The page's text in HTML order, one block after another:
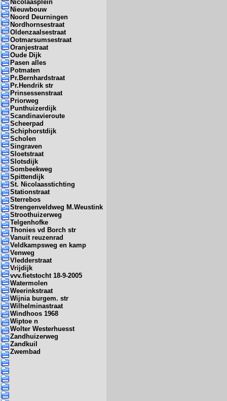
Nicolaasplein
Nieuwbouw
Noord Deurningen
Nordhornsestraat
Oldenzaalsestraat
Ootmarsumsestraat
Oranjestraat
Oude Dijk
Pasen alles
Potmaten
Pr.Bernhardstraat
Pr.Hendrik str
Prinsessenstraat
Priorweg
Punthuizerdijk
Scandinavieroute
Scheerpad
Schiphorstdijk
Scholen
Singraven
Sloetstraat
Slotsdijk
Sombeekweg
Spittendijk
St. Nicolaasstichting
Stationstraat
Sterrebos
Strengenveldweg M.Weustink
Stroothuizerweg
Telgenhofke
Thonies vd Borch str
Vanuit reuzenrad
Veldkampsweg en kamp
Venweg
Vledderstraat
Vrijdijk
vvv.fietstocht 18-9-2005
Watermolen
Weerinkstraat
Wijnia burgem. str
Wilhelminastraat
Windhoos 1968
Wiptoe n
Wolter Westerhuesst
Zandhuizerweg
Zandkuil
Zwembad